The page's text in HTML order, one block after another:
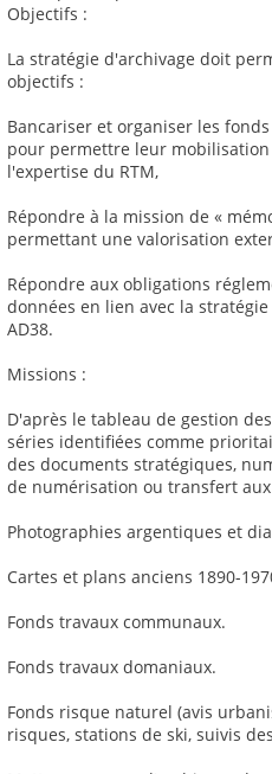
Objectifs :
La stratégie d'archivage doit
objectifs :
Bancariser et organiser les
pour permettre leur
l'expertise du RTM,
Répondre à la mission de «
permettant une valorisation
Répondre aux obligations
données en lien avec la
AD38.
Missions :
D'après le tableau de gestion
séries identifiées comme
des documents stratégiques,
de numérisation ou transfert aux
Photographies argentiques et
Cartes et plans anciens 1890-
Fonds travaux communaux.
Fonds travaux domaniaux.
Fonds risque naturel (avis
risques, stations de ski, suivis